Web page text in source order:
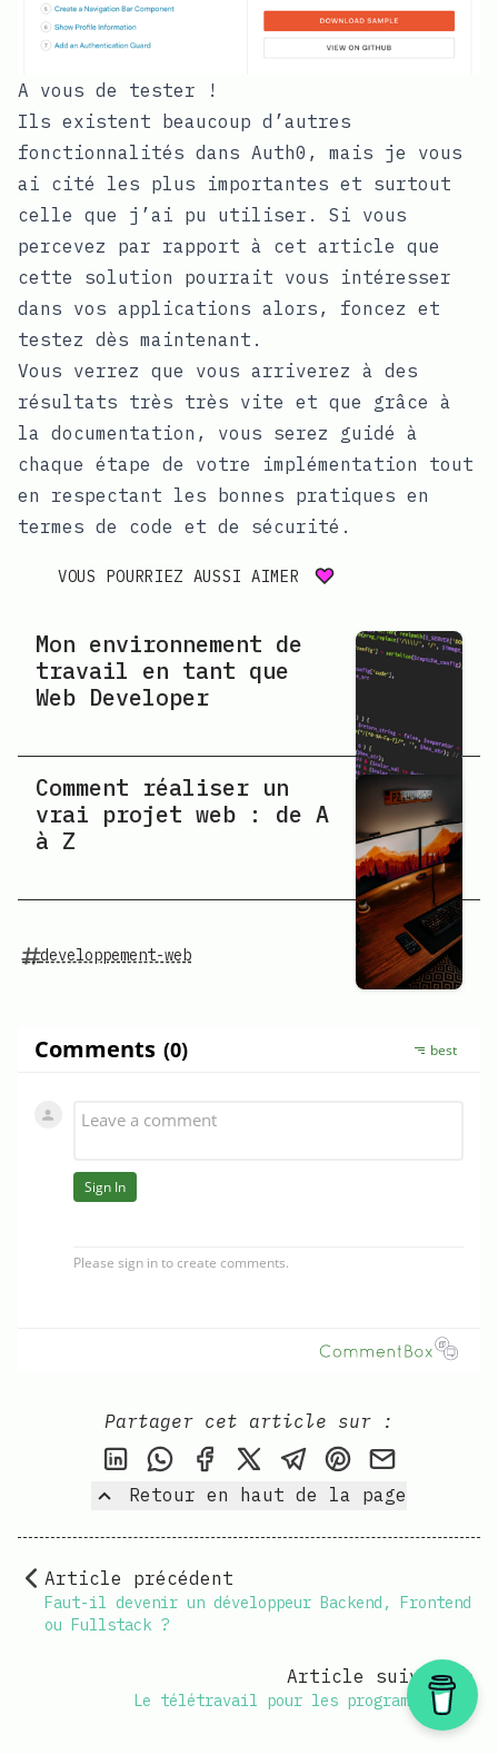
A vous de tester !
Ils existent beaucoup d’autres
fonctionnalités dans Auth0, mais je vous
ai cité les plus importantes et surtout
celle que j’ai pu utiliser. Si vous
percevez par rapport à cet article que
cette solution pourrait vous intéresser
dans vos applications alors, foncez et
testez dès maintenant.
Vous verrez que vous arriverez à des
résultats très très vite et que grâce à
la documentation, vous serez guidé à
chaque étape de votre implémentation tout
en respectant les bonnes pratiques en
termes de code et de sécurité.
VOUS POURRIEZ AUSSI AIMER
Mon environnement de
travail en tant que
Web Developer
Comment réaliser un
vrai projet web : de A
à Z
developpement-web
Retour en haut de la page
Partager cet article sur :
Partager cet article sur LinkedIn
Share this post via WhatsApp
Partager cet article sur
Partager cet article
Partager cet
Partager cet
Partager
Article précédent
Faut-il devenir un développeur Backend, Frontend
ou Fullstack ?
Article suivant
Le télétravail pour les programmeurs